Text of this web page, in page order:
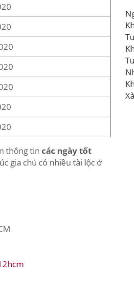
thông tin các ngày tốt
gia chủ có nhiều tài lộc ở